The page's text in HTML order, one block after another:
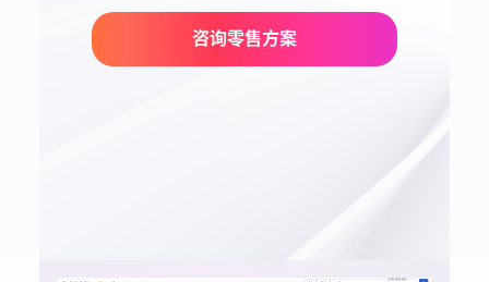
咨询零售方案